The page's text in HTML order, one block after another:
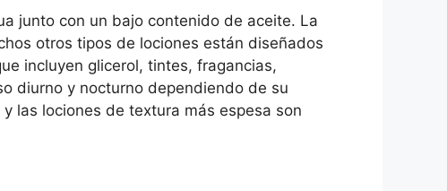
junto con un bajo contenido de aceite. La
otros tipos de lociones están diseñados
incluyen glicerol, tintes, fragancias,
diurno y nocturno dependiendo de su
las lociones de textura más espesa son